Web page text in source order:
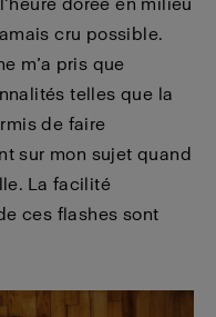
dorée en milieu
cru possible.
m’a pris que
telles que la
de faire
sur mon sujet quand
La facilité
ces flashes sont